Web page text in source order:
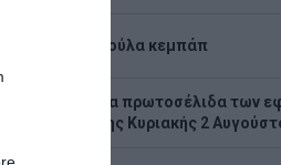
Λούλα κεμπάπ
Tα πρωτοσέλιδα των
της Κυριακής 2